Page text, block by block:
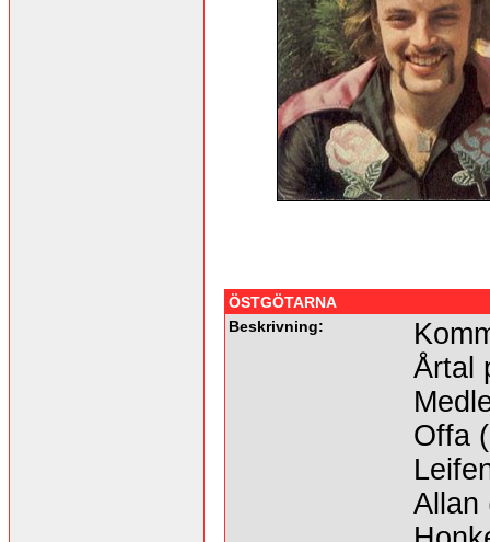
ÖSTGÖTARNA
Beskrivning:
Årtal
Offa
Allan